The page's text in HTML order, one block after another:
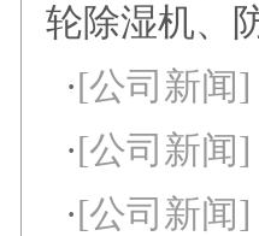
轮除湿机、
· [公司新闻]
· [公司新闻]
· [公司新闻]